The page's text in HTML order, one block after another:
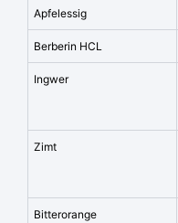
Apfelessig
Berberin HCL
Ingwer
Zimt
Bitterorange